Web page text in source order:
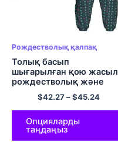
Рождестволық қалпақ
Толық басып
шығарылған қою жасыл
рождестволық және
қызыл қалталы
капюшонды топс пен
шалбар балаларға
арналған ыңғайлы
полиэфирлі юбка
жиынтықтары
$42.27–$45.24
Опцияларды
таңдаңыз